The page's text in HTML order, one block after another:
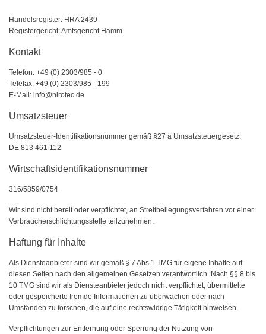
Handelsregister: HRA 2439
Registergericht: Amtsgericht Hamm
Kontakt
Telefon: +49 (0) 2303/985 - 0
Telefax: +49 (0) 2303/985 - 199
E-Mail: info@nirotec.de
Umsatzsteuer
Umsatzsteuer-Identifikationsnummer gemäß §27 a Umsatzsteuergesetz:
DE 813 461 112
Wirtschaftsidentifikationsnummer
316/5859/0754
Wir sind nicht bereit oder verpflichtet, an Streitbeilegungsverfahren vor einer
Verbraucherschlichtungsstelle teilzunehmen.
Haftung für Inhalte
Als Diensteanbieter sind wir gemäß § 7 Abs.1 TMG für eigene Inhalte auf
diesen Seiten nach den allgemeinen Gesetzen verantwortlich. Nach §§ 8 bis
10 TMG sind wir als Diensteanbieter jedoch nicht verpflichtet, übermittelte
oder gespeicherte fremde Informationen zu überwachen oder nach
Umständen zu forschen, die auf eine rechtswidrige Tätigkeit hinweisen.
Verpflichtungen zur Entfernung oder Sperrung der Nutzung von